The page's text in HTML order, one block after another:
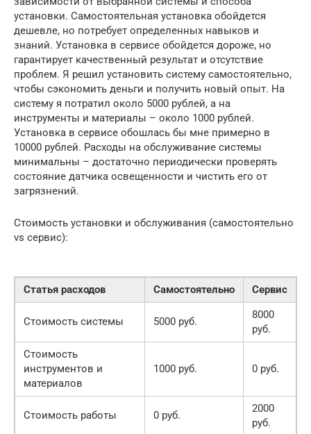
установки. Самостоятельная установка обойдется
дешевле, но потребует определенных навыков и
знаний. Установка в сервисе обойдется дороже, но
гарантирует качественный результат и отсутствие
проблем. Я решил установить систему самостоятельно,
чтобы сэкономить деньги и получить новый опыт. На
систему я потратил около 5000 рублей, а на
инструменты и материалы – около 1000 рублей.
Установка в сервисе обошлась бы мне примерно в
10000 рублей. Расходы на обслуживание системы
минимальны – достаточно периодически проверять
состояние датчика освещенности и чистить его от
загрязнений.
Стоимость установки и обслуживания (самостоятельно
vs сервис):
Статья расходов Самостоятельно Сервис
Стоимость системы 5000 руб.
8000
руб.
Стоимость
инструментов и
материалов
1000 руб. 0 руб.
Стоимость работы 0 руб.
2000
руб.